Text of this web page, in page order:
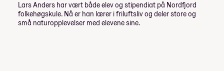
Enkeltrom
10 000,-
Studietur:
Lars Anders har vært både elev og stipendiat på Nordfjord
folkehøgskule. Nå er han lærer i friluftsliv og deler store og
små naturopplevelser med elevene sine.